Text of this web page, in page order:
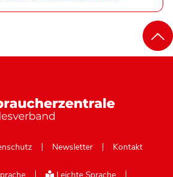
Newsletter Kontakt